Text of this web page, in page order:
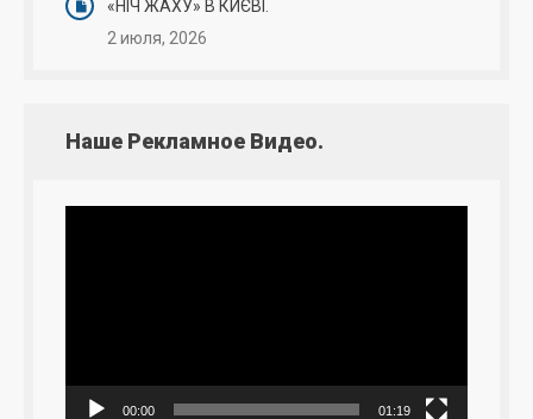
«НІЧ ЖАХУ» В КИЄВІ.
2 июля, 2026
Наше Рекламное Видео.
00:00 01:19